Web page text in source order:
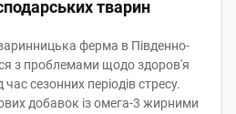
тварин
ферма в Південно-
з проблемами щодо здоров'я
сезонних періодів стресу.
добавок із омега-3 жирними